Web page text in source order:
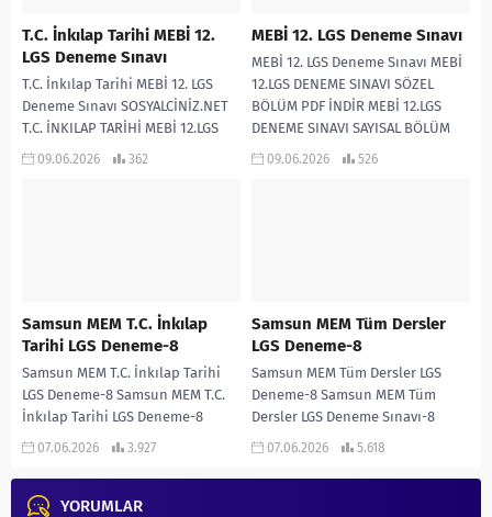
T.C. İnkılap Tarihi MEBİ 12.
LGS Deneme Sınavı
T.C. İnkılap Tarihi MEBİ 12. LGS
Deneme Sınavı SOSYALCİNİZ.NET
T.C. İNKILAP TARİHİ MEBİ 12.LGS
DENEME SINAVI CEVAP ANAHTARI 1
09.06.2026 362
MEBİ 12. LGS Deneme Sınavı
MEBİ 12. LGS Deneme Sınavı MEBİ
12.LGS DENEME SINAVI SÖZEL
BÖLÜM PDF İNDİR MEBİ 12.LGS
DENEME SINAVI SAYISAL BÖLÜM
PDF...
09.06.2026 526
Samsun MEM T.C. İnkılap
Tarihi LGS Deneme-8
Samsun MEM T.C. İnkılap Tarihi
LGS Deneme-8 Samsun MEM T.C.
İnkılap Tarihi LGS Deneme-8
İNDİR
07.06.2026 3.927
Samsun MEM Tüm Dersler
LGS Deneme-8
Samsun MEM Tüm Dersler LGS
Deneme-8 Samsun MEM Tüm
Dersler LGS Deneme Sınavı-8
İNDİR
07.06.2026 5.618
YORUMLAR